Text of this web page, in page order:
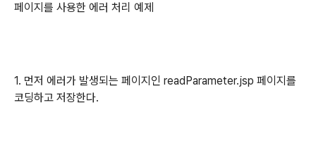
페이지를 사용한 에러 처리 예제
1. 먼저 에러가 발생되는 페이지인 readParameter.jsp 페이지를
코딩하고 저장한다.